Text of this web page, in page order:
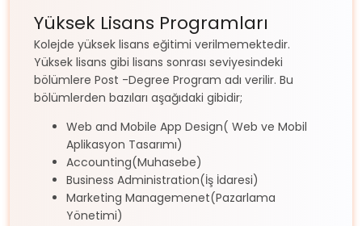
Yüksek Lisans Programları
Kolejde yüksek lisans eğitimi verilmemektedir.
Yüksek lisans gibi lisans sonrası seviyesindeki
bölümlere Post -Degree Program adı verilir. Bu
bölümlerden bazıları aşağıdaki gibidir;
Web and Mobile App Design( Web ve Mobil
Aplikasyon Tasarımı)
Accounting(Muhasebe)
Business Administration(İş İdaresi)
Marketing Managemenet(Pazarlama
Yönetimi)